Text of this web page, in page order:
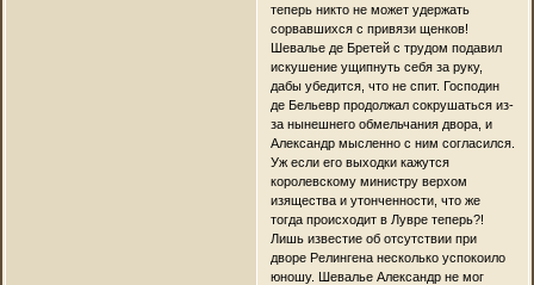
теперь никто не может удержать
сорвавшихся с привязи щенков!
Шевалье де Бретей с трудом подавил
искушение ущипнуть себя за руку,
дабы убедится, что не спит. Господин
де Бельевр продолжал сокрушаться из-
за нынешнего обмельчания двора, и
Александр мысленно с ним согласился.
Уж если его выходки кажутся
королевскому министру верхом
изящества и утонченности, что же
тогда происходит в Лувре теперь?!
Лишь известие об отсутствии при
дворе Релингена несколько успокоило
юношу. Шевалье Александр не мог